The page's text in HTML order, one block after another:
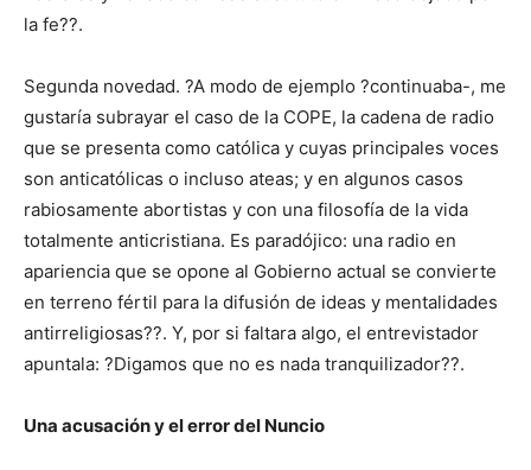
la fe??.
Segunda novedad. ?A modo de ejemplo ?continuaba-, me
gustaría subrayar el caso de la COPE, la cadena de radio
que se presenta como católica y cuyas principales voces
son anticatólicas o incluso ateas; y en algunos casos
rabiosamente abortistas y con una filosofía de la vida
totalmente anticristiana. Es paradójico: una radio en
apariencia que se opone al Gobierno actual se convierte
en terreno fértil para la difusión de ideas y mentalidades
antirreligiosas??. Y, por si faltara algo, el entrevistador
apuntala: ?Digamos que no es nada tranquilizador??.
Una acusación y el error del Nuncio